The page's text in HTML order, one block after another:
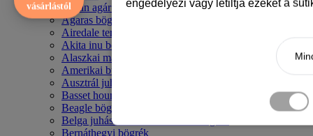
Afgán agár bögrék
Agaras bögrék
Airedale terrier mintás bögre
Akita inu bögrék
Alaszkai malamut bögrék
Amerikai bulldog mintás bögrék
Ausztrál juhászkutya bögrék
Basset hound mintás bögrék
Beagle bögrék
Belga juhász - malinois mintás bögrék
Bernáthegyi bögrék
vásárlástól
engedélyezi vagy letiltja ezeket a